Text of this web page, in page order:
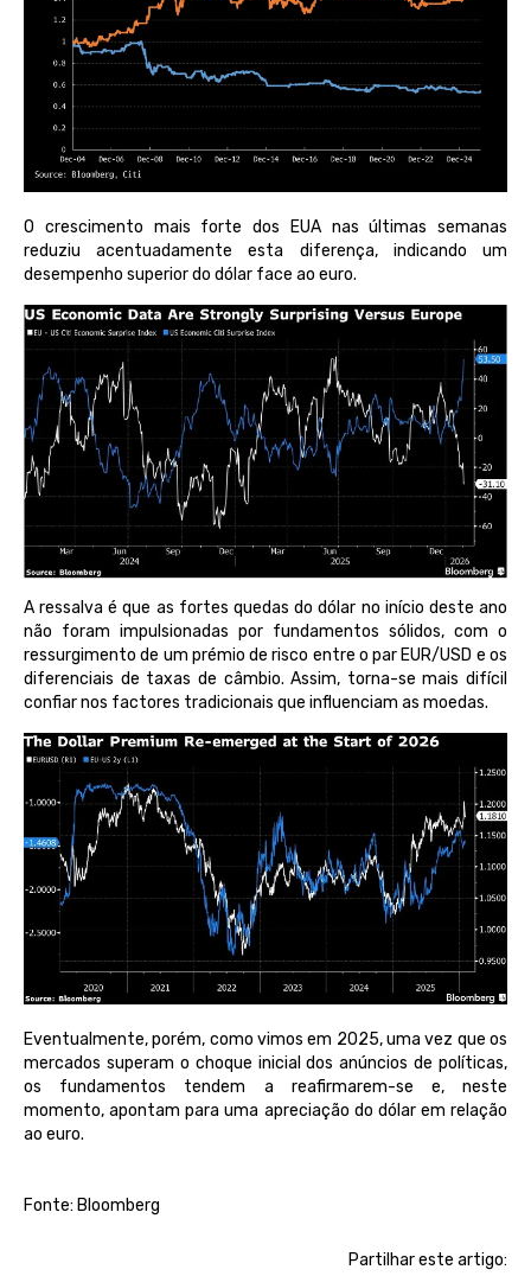
O crescimento mais forte dos EUA nas últimas semanas
reduziu acentuadamente esta diferença, indicando um
desempenho superior do dólar face ao euro.
A ressalva é que as fortes quedas do dólar no início deste ano
não foram impulsionadas por fundamentos sólidos, com o
ressurgimento de um prémio de risco entre o par EUR/USD e os
diferenciais de taxas de câmbio. Assim, torna-se mais difícil
confiar nos factores tradicionais que influenciam as moedas.
Eventualmente, porém, como vimos em 2025, uma vez que os
mercados superam o choque inicial dos anúncios de políticas,
os fundamentos tendem a reafirmarem-se e, neste
momento, apontam para uma apreciação do dólar em relação
ao euro.
Fonte: Bloomberg
Partilhar este artigo: